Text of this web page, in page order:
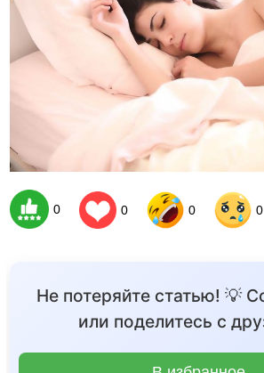
0 0 0 0
Не потеряйте статью! 💡
или поделитесь с